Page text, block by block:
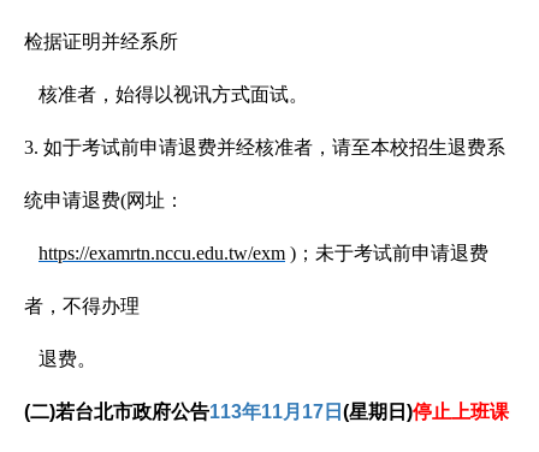
检据证明并经系所
核准者，始得以视讯方式面试。
3. 如于考试前申请退费并经核准者，请至本校招生退费系
统申请退费(网址：
https://examrtn.nccu.edu.tw/exm ) ；未于考试前申请退费
者，不得办理
退费。
(二)若台北市政府公告113年11月17日 (星期日)停止上班课